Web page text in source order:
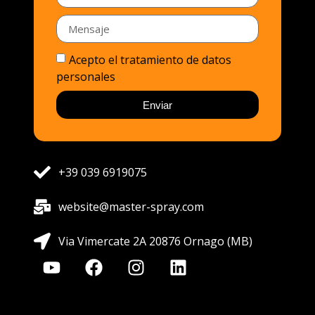
Acepto el tratamiento de datos
personales
Enviar
+39 039 6919075
website@master-spray.com
Via Vimercate 2A 20876 Ornago (MB)